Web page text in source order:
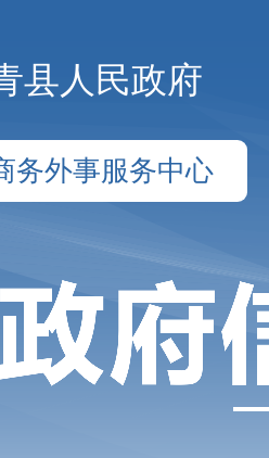
县人民政府
务外事服务中心